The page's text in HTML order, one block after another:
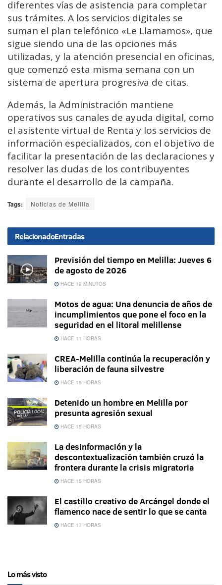
diferentes vías de asistencia para completar
sus trámites. A los servicios digitales se
suman el plan telefónico «Le Llamamos», que
sigue siendo una de las opciones más
utilizadas, y la atención presencial en oficinas,
que comenzó esta misma semana con un
sistema de apertura progresiva de citas.
Además, la Administración mantiene
operativos sus canales de ayuda digital, como
el asistente virtual de Renta y los servicios de
información especializados, con el objetivo de
facilitar la presentación de las declaraciones y
resolver las dudas de los contribuyentes
durante el desarrollo de la campaña.
Tags: Noticias de Melilla
RelacionadoEntradas
Previsión del tiempo en Melilla: Jueves 6
de agosto de 2026
HACE 19 MINUTOS
Motos de agua: Una denuncia de años de
incumplimientos que pone el foco en la
seguridad en el litoral melillense
HACE 11 HORAS
CREA-Melilla continúa la recuperación y
liberación de fauna silvestre
HACE 15 HORAS
Detenido un hombre en Melilla por
presunta agresión sexual
HACE 15 HORAS
La desinformación y la
descontextualización también cruzó la
frontera durante la crisis migratoria
HACE 15 HORAS
El castillo creativo de Arcángel donde el
flamenco nace de sentir lo que se canta
HACE 17 HORAS
Lo más visto